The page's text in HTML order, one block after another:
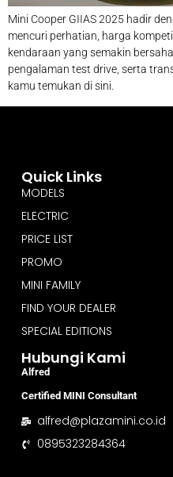
Mini Cooper GIIAS 2025 hadir
mencuri perhatian, harga
kendaraan yang semakin
pengalaman test drive, serta
kamu temukan di sini.
Quick Links
MODELS
ELECTRIC
PRICE LIST
PROMO
MINI FAMILY
FIND YOUR DEALER
SPECIAL EDITIONS
Hubungi Kami
Alfred
Certified MINI Consultant
alfred@plazamini.co.id
0895323284364